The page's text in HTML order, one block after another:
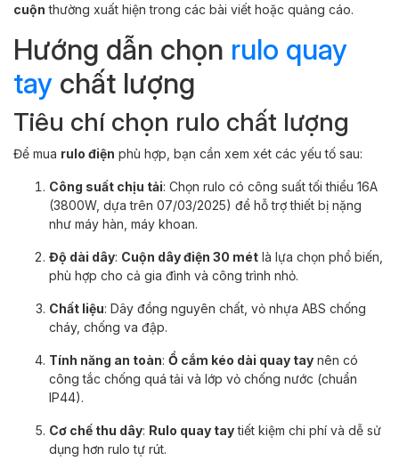
cuộn thường xuất hiện trong các bài viết hoặc quảng cáo.
Hướng dẫn chọn rulo quay
tay chất lượng
Tiêu chí chọn rulo chất lượng
Để mua rulo điện phù hợp, bạn cần xem xét các yếu tố sau:
Công suất chịu tải: Chọn rulo có công suất tối thiểu 16A
(3800W, dựa trên 07/03/2025) để hỗ trợ thiết bị nặng
như máy hàn, máy khoan.
Độ dài dây: Cuộn dây điện 30 mét là lựa chọn phổ biến,
phù hợp cho cả gia đình và công trình nhỏ.
Chất liệu: Dây đồng nguyên chất, vỏ nhựa ABS chống
cháy, chống va đập.
Tính năng an toàn: Ổ cắm kéo dài quay tay nên có
công tắc chống quá tải và lớp vỏ chống nước (chuẩn
IP44).
Cơ chế thu dây: Rulo quay taytiết kiệm chi phí và dễ sử
dụng hơn rulo tự rút.